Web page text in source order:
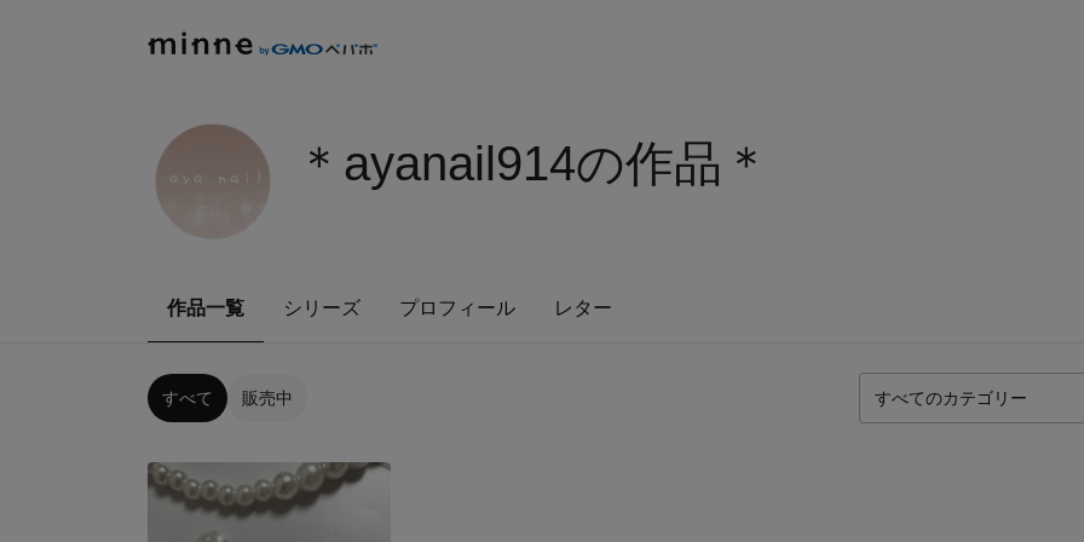
＊ayanail914の作品＊
作品一覧 シリーズ プロフィール レター
すべて 販売中